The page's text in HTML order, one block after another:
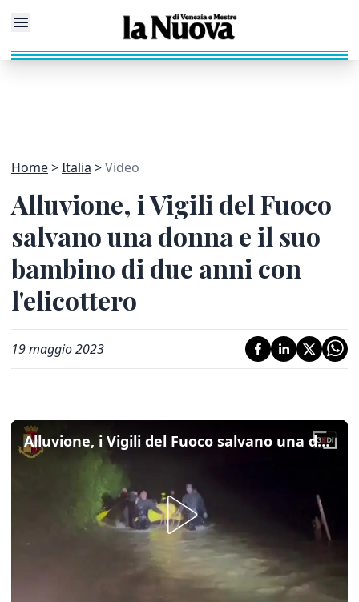
Home Italia Video
Alluvione, i Vigili del Fuoco
salvano una donna e il suo
bambino di due anni con
l'elicottero
19 maggio 2023
Alluvione, i Vigili del Fuoco salvano una donna e il suo bambino di due anni con l'elicottero